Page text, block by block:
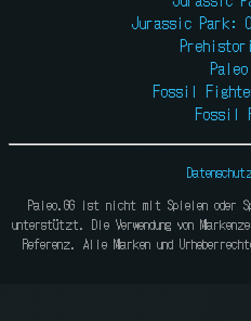
Jurassic Park:
Fossil
Fossil
Paleo.GG ist nicht mit Spielen oder
unterstützt. Die Verwendung von
Referenz. Alle Marken und